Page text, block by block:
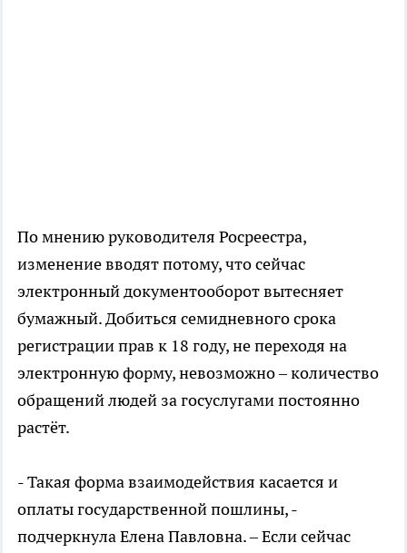
По мнению руководителя Росреестра,
изменение вводят потому, что сейчас
электронный документооборот вытесняет
бумажный. Добиться семидневного срока
регистрации прав к 18 году, не переходя на
электронную форму, невозможно – количество
обращений людей за госуслугами постоянно
растёт.
- Такая форма взаимодействия касается и
оплаты государственной пошлины, -
подчеркнула Елена Павловна. – Если сейчас